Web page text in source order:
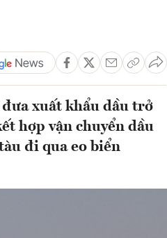
xuất khẩu dầu trở
hợp vận chuyển dầu
đi qua eo biển